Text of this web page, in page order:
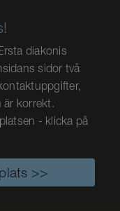
diakonis
sidor två
är korrekt.
- klicka på
>>